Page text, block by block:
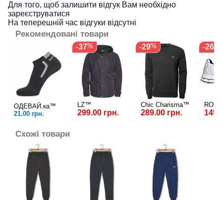
Для того, щоб залишити відгук Вам необхідно
зареєструватися
На теперешній час відгуки відсутні
Рекомендовані товари
ОДЕВАЙ.ка™
21.00 грн.
-37
LZ™
299.00 грн.
-29
Chic Charisma™
289.00 грн.
-26
Схожі товари